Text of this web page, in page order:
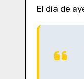
El día de